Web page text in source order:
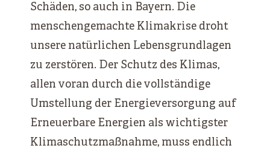
Schäden, so auch in Bayern. Die
menschengemachte Klimakrise droht
unsere natürlichen Lebensgrundlagen
zu zerstören. Der Schutz des Klimas,
allen voran durch die vollständige
Umstellung der Energieversorgung auf
Erneuerbare Energien als wichtigster
Klimaschutzmaßnahme, muss endlich